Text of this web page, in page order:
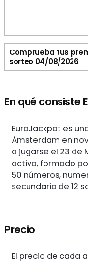
Comprueba tus
sorteo 04/08/2026
En qué consiste
EuroJackpot es
Ámsterdam en
a jugarse el 23 de
activo, formado
50 números,
secundario de 12
Precio
El precio de cada